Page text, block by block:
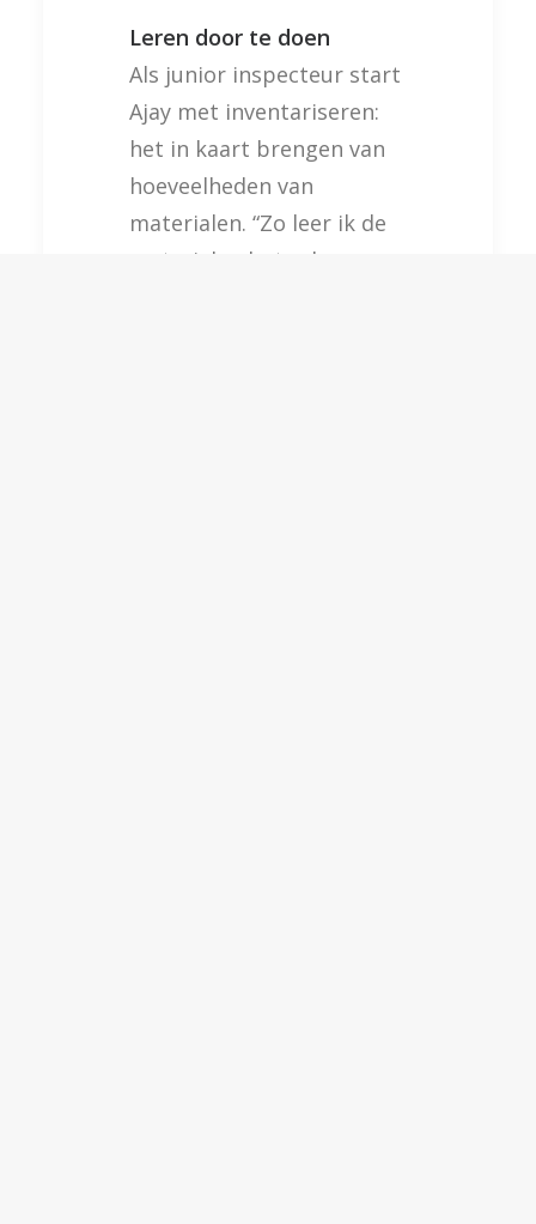
Leren door te doen
Als junior inspecteur start
Ajay met inventariseren:
het in kaart brengen van
hoeveelheden van
materialen. “Zo leer ik de
materialen beter kennen.